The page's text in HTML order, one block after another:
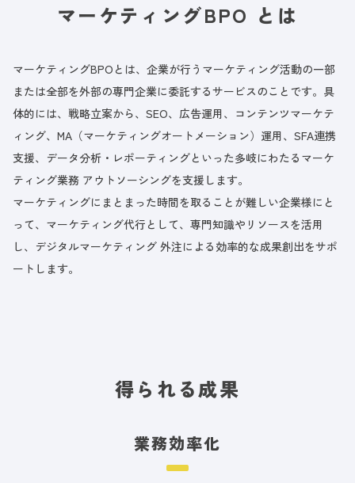
マーケティングBPO とは
マーケティングBPOとは、企業が行うマーケティング活動の一部
または全部を外部の専門企業に委託するサービスのことです。具
体的には、戦略立案から、SEO、広告運用、コンテンツマーケテ
ィング、MA（マーケティングオートメーション）運用、SFA連携
支援、データ分析・レポーティングといった多岐にわたるマーケ
ティング業務 アウトソーシングを支援します。
マーケティングにまとまった時間を取ることが難しい企業様にと
って、マーケティング代行として、専門知識やリソースを活用
し、デジタルマーケティング 外注による効率的な成果創出をサポ
ートします。
得られる成果
業務効率化